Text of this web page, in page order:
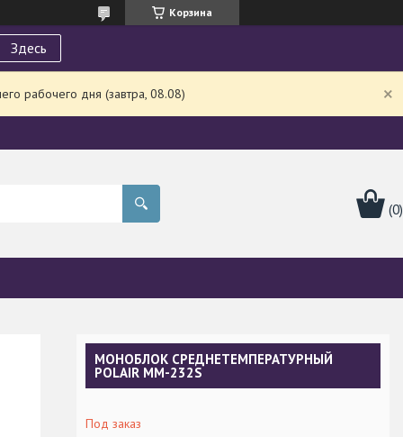
Корзина
Здесь
рабочего дня (завтра, 08.08)
МОНОБЛОК СРЕДНЕТЕМПЕРАТУРНЫЙ
POLAIR MM-232S
Под заказ